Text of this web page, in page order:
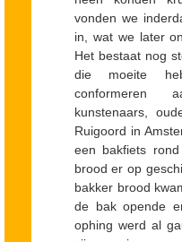
vonden we
in, wat we later
Het bestaat nog
die moeite
conformeren
kunstenaars,
Ruigoord in
een bakfiets
brood er op
bakker brood
de bak opende
ophing werd al